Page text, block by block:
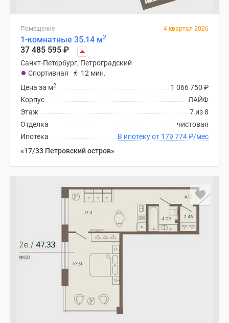
Помещение 4 квартал 2026
1-комнатные 35.14 м2
37 485 595 ₽
Санкт-Петербург, Петроградский
Спортивная
12 мин.
1 066 750 ₽
Цена за м2
ЛАЙФ
Корпус
7 из 8
Этаж
чистовая
Отделка
В ипотеку от 179 774₽/мес
Ипотека
«17/33 Петровский остров»